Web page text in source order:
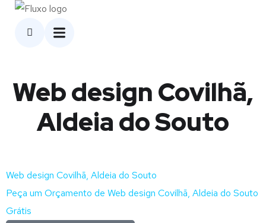
Web design Covilhã,
Aldeia do Souto
Web design Covilhã, Aldeia do Souto
Peça um Orçamento de Web design Covilhã, Aldeia do Souto
Grátis